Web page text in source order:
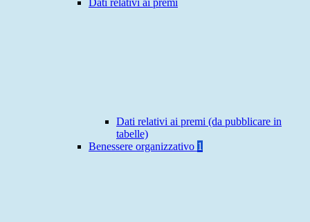
Dati relativi ai premi
Dati relativi ai premi (da pubblicare in
tabelle)
Benessere organizzativo 1